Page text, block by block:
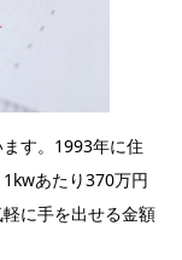
す。1993年に住
あたり370万円
に手を出せる金額